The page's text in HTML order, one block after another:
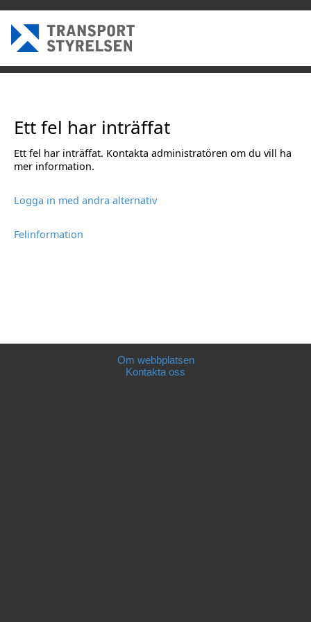
Ett fel har inträffat
Ett fel har inträffat. Kontakta administratören om du vill ha
mer information.
Logga in med andra alternativ
Felinformation
Om webbplatsen
Kontakta oss